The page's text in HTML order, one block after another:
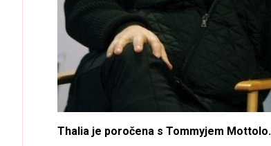
Thalia je poročena s Tommyjem Mottolo.